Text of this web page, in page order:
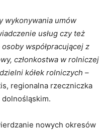
wykonywania umów
usług czy też
współpracującej z
członkostwa w rolniczej
kółek rolniczych –
regionalna rzeczniczka
nowych okresów